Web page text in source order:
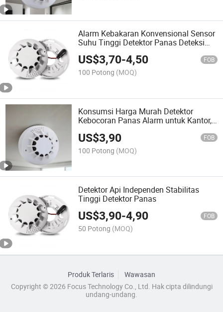
Alarm Kebakaran Konvensional Sensor
Suhu Tinggi Detektor Panas Deteksi
Panas Mandiri Alarm Kebakaran
US$3,70-4,50 FOB
100 Potong (MOQ)
Konsumsi Harga Murah Detektor
Kebocoran Panas Alarm untuk Kantor,
US$3,90 FOB
100 Potong (MOQ)
Detektor Api Independen Stabilitas
Tinggi Detektor Panas
US$3,90-4,90 FOB
50 Potong (MOQ)
Produk Terlaris
Wawasan
Copyright © 2026 Focus Technology Co., Ltd. Hak cipta dilindungi
undang-undang.